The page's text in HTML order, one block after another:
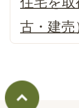
古・建